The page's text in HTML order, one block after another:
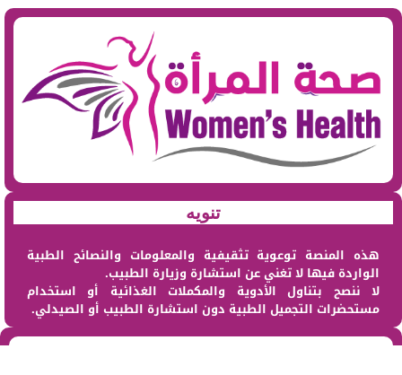
تنويه
هذه المنصة توعوية تثقيفية والمعلومات والنصائح الطبية
الواردة فيها لا تغني عن استشارة وزيارة الطبيب.
لا ننصح بتناول الأدوية والمكملات الغذائية أو استخدام
مستحضرات التجميل الطبية دون استشارة الطبيب أو الصيدلي.